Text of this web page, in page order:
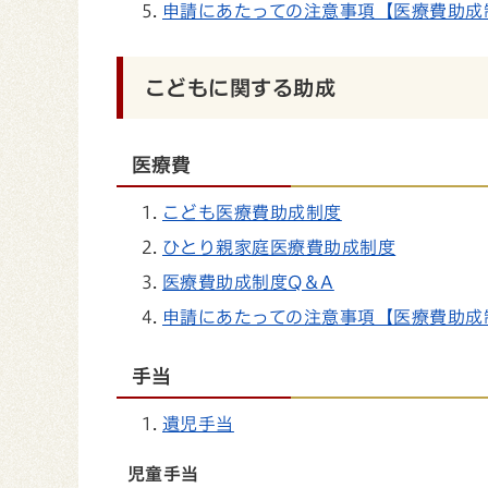
申請にあたっての注意事項【医療費助成
こどもに関する助成
医療費
こども医療費助成制度
ひとり親家庭医療費助成制度
医療費助成制度Q＆A
申請にあたっての注意事項【医療費助成
手当
遺児手当
児童手当